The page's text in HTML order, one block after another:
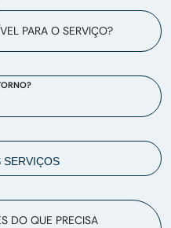
PARA O SERVIÇO?
DO QUE PRECISA